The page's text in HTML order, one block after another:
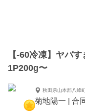
【-60冷凍】ヤバ
1P200g〜
秋田県山本郡八峰
菊地陽一 | 合